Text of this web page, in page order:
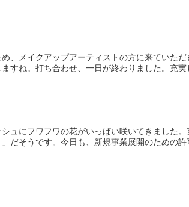
、メイクアップアーティストの方に来ていた
すね。打ち合わせ、一日が終わりました。充実
ュにフワフワの花がいっぱい咲いてきました
だそうです。今日も、新規事業展開のための